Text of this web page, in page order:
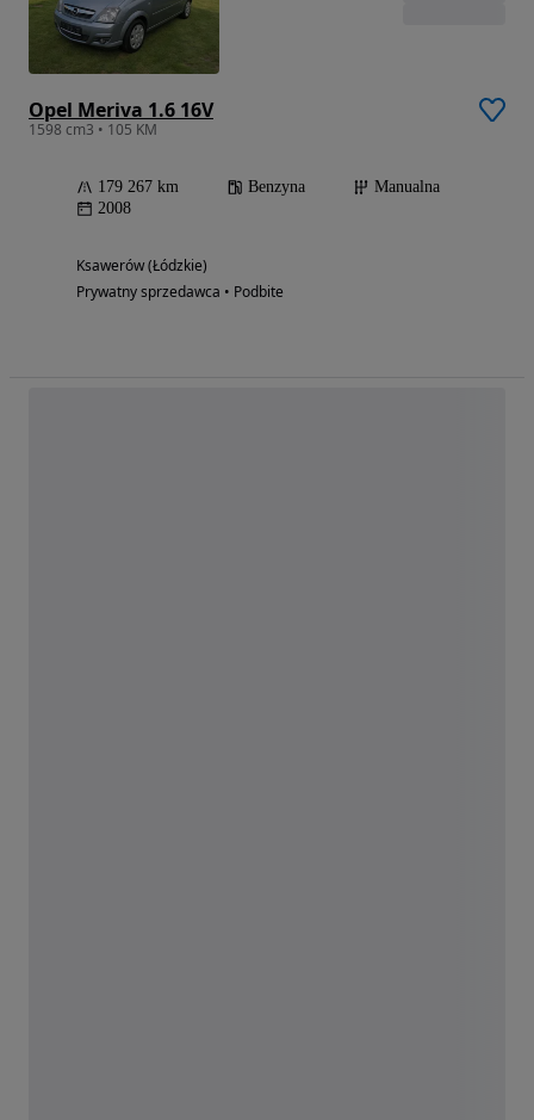
Opel Meriva 1.6 16V
1598 cm3 • 105 KM
179 267 km Benzyna
Manualna
2008
Ksawerów (Łódzkie)
Prywatny sprzedawca • Podbite